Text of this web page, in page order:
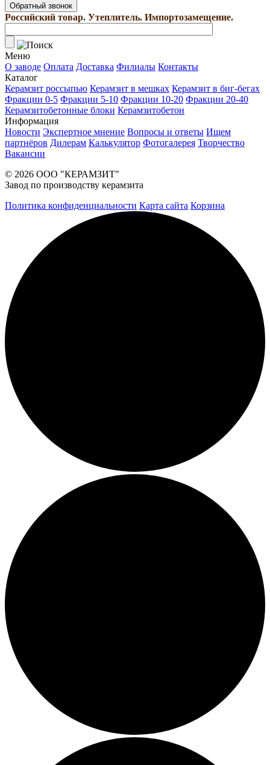
Обратный звонок
Российский товар. Утеплитель. Импортозамещение.
Меню
О заводе Оплата Доставка Филиалы Контакты
Каталог
Керамзит россыпью Керамзит в мешках Керамзит в биг-бегах
Фракции 0-5 Фракции 5-10 Фракции 10-20 Фракции 20-40
Керамзитобетонные блоки Керамзитобетон
Информация
Новости Экспертное мнение Вопросы и ответы Ищем
партнёров Дилерам Калькулятор Фотогалерея Творчество
Вакансии
© 2026 ООО "КЕРАМЗИТ"
Завод по производству керамзита
Политика конфиденциальности Карта сайта Корзина